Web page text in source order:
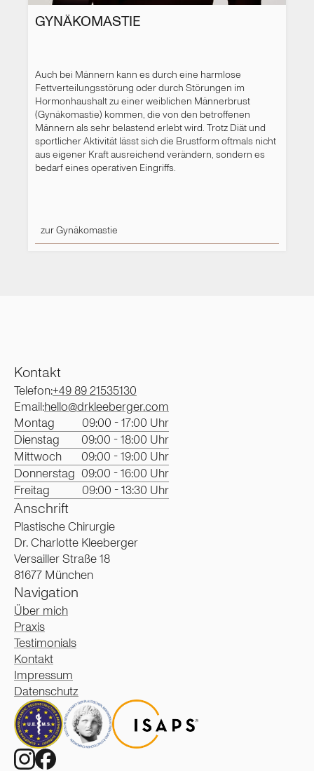
GYNÄKOMASTIE
Auch bei Männern kann es durch eine harmlose
Fettverteilungsstörung oder durch Störungen im
Hormonhaushalt zu einer weiblichen Männerbrust
(Gynäkomastie) kommen, die von den betroffenen
Männern als sehr belastend erlebt wird. Trotz Diät und
sportlicher Aktivität lässt sich die Brustform oftmals nicht
aus eigener Kraft ausreichend verändern, sondern es
bedarf eines operativen Eingriffs.
zur Gynäkomastie
Kontakt
Telefon:+49 89 21535130
Email:hello@drkleeberger.com
Montag
09:00 - 17:00 Uhr
Dienstag
09:00 - 18:00 Uhr
Mittwoch
09:00 - 19:00 Uhr
Donnerstag 09:00 - 16:00 Uhr
Freitag
09:00 - 13:30 Uhr
Anschrift
Plastische Chirurgie
Dr. Charlotte Kleeberger
Versailler Straße 18
81677 München
Navigation
Über mich
Praxis
Testimonials
Kontakt
Impressum
Datenschutz